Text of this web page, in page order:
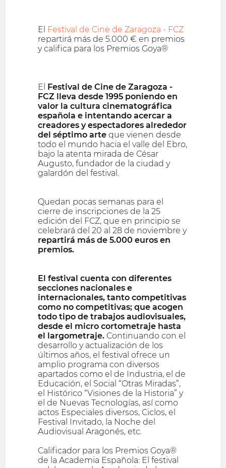
El Festival de Cine de Zaragoza - FCZ
repartirá más de 5.000 € en premios
y califica para los Premios Goya®
El Festival de Cine de Zaragoza -
FCZ lleva desde 1995 poniendo en
valor la cultura cinematográfica
española e intentando acercar a
creadores y espectadores alrededor
del séptimo arte que vienen desde
todo el mundo hacia el valle del Ebro,
bajo la atenta mirada de César
Augusto, fundador de la ciudad y
galardón del festival.
Quedan pocas semanas para el
cierre de inscripciones de la 25
edición del FCZ, que en principio se
celebrará del 20 al 28 de noviembre y
repartirá más de 5.000 euros en
premios.
El festival cuenta con diferentes
secciones nacionales e
internacionales, tanto competitivas
como no competitivas; que acogen
todo tipo de trabajos audiovisuales,
desde el micro cortometraje hasta
el largometraje. Continuando con el
desarrollo y actualización de los
últimos años, el festival ofrece un
amplio programa con diversos
apartados como el de Industria, el de
Educación, el Social “Otras Miradas”,
el Histórico “Visiones de la Historia” y
el de Nuevas Tecnologías, así como
actos Especiales diversos, Ciclos, el
Festival Invitado, la Noche del
Audiovisual Aragonés, etc.
Calificador para los Premios Goya®
de la Academia Española: El festival